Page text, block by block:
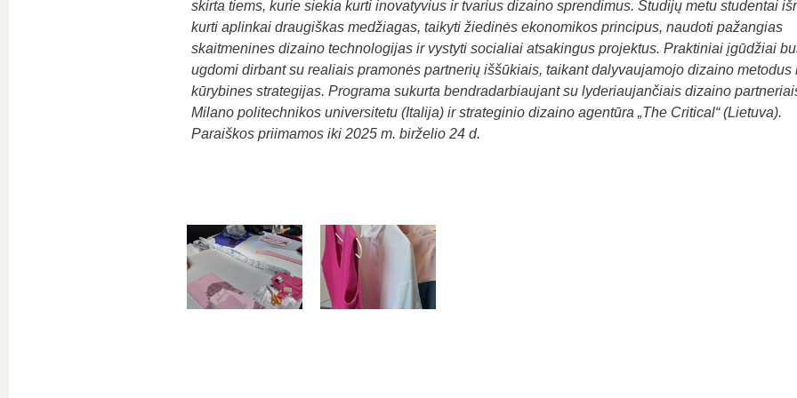
skirta tiems, kurie siekia kurti inovatyvius ir tvarius dizaino sprendimus. Studijų metu studentai
kurti aplinkai draugiškas medžiagas, taikyti žiedinės ekonomikos principus, naudoti pažangias
skaitmenines dizaino technologijas ir vystyti socialiai atsakingus projektus. Praktiniai įgūdžiai
ugdomi dirbant su realiais pramonės partnerių iššūkiais, taikant dalyvaujamojo dizaino metodus
kūrybines strategijas. Programa sukurta bendradarbiaujant su lyderiaujančiais dizaino
Milano politechnikos universitetu (Italija) ir strateginio dizaino agentūra „The Critical“ (Lietuva).
Paraiškos priimamos iki 2025 m. birželio 24 d.